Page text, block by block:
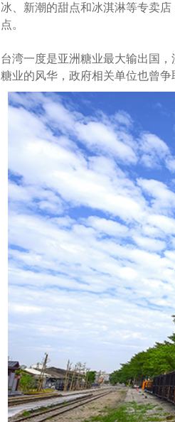
冰、新潮的甜点和冰淇淋等专卖
点。
台湾一度是亚洲糖业最大输出国
糖业的风华，政府相关单位也曾